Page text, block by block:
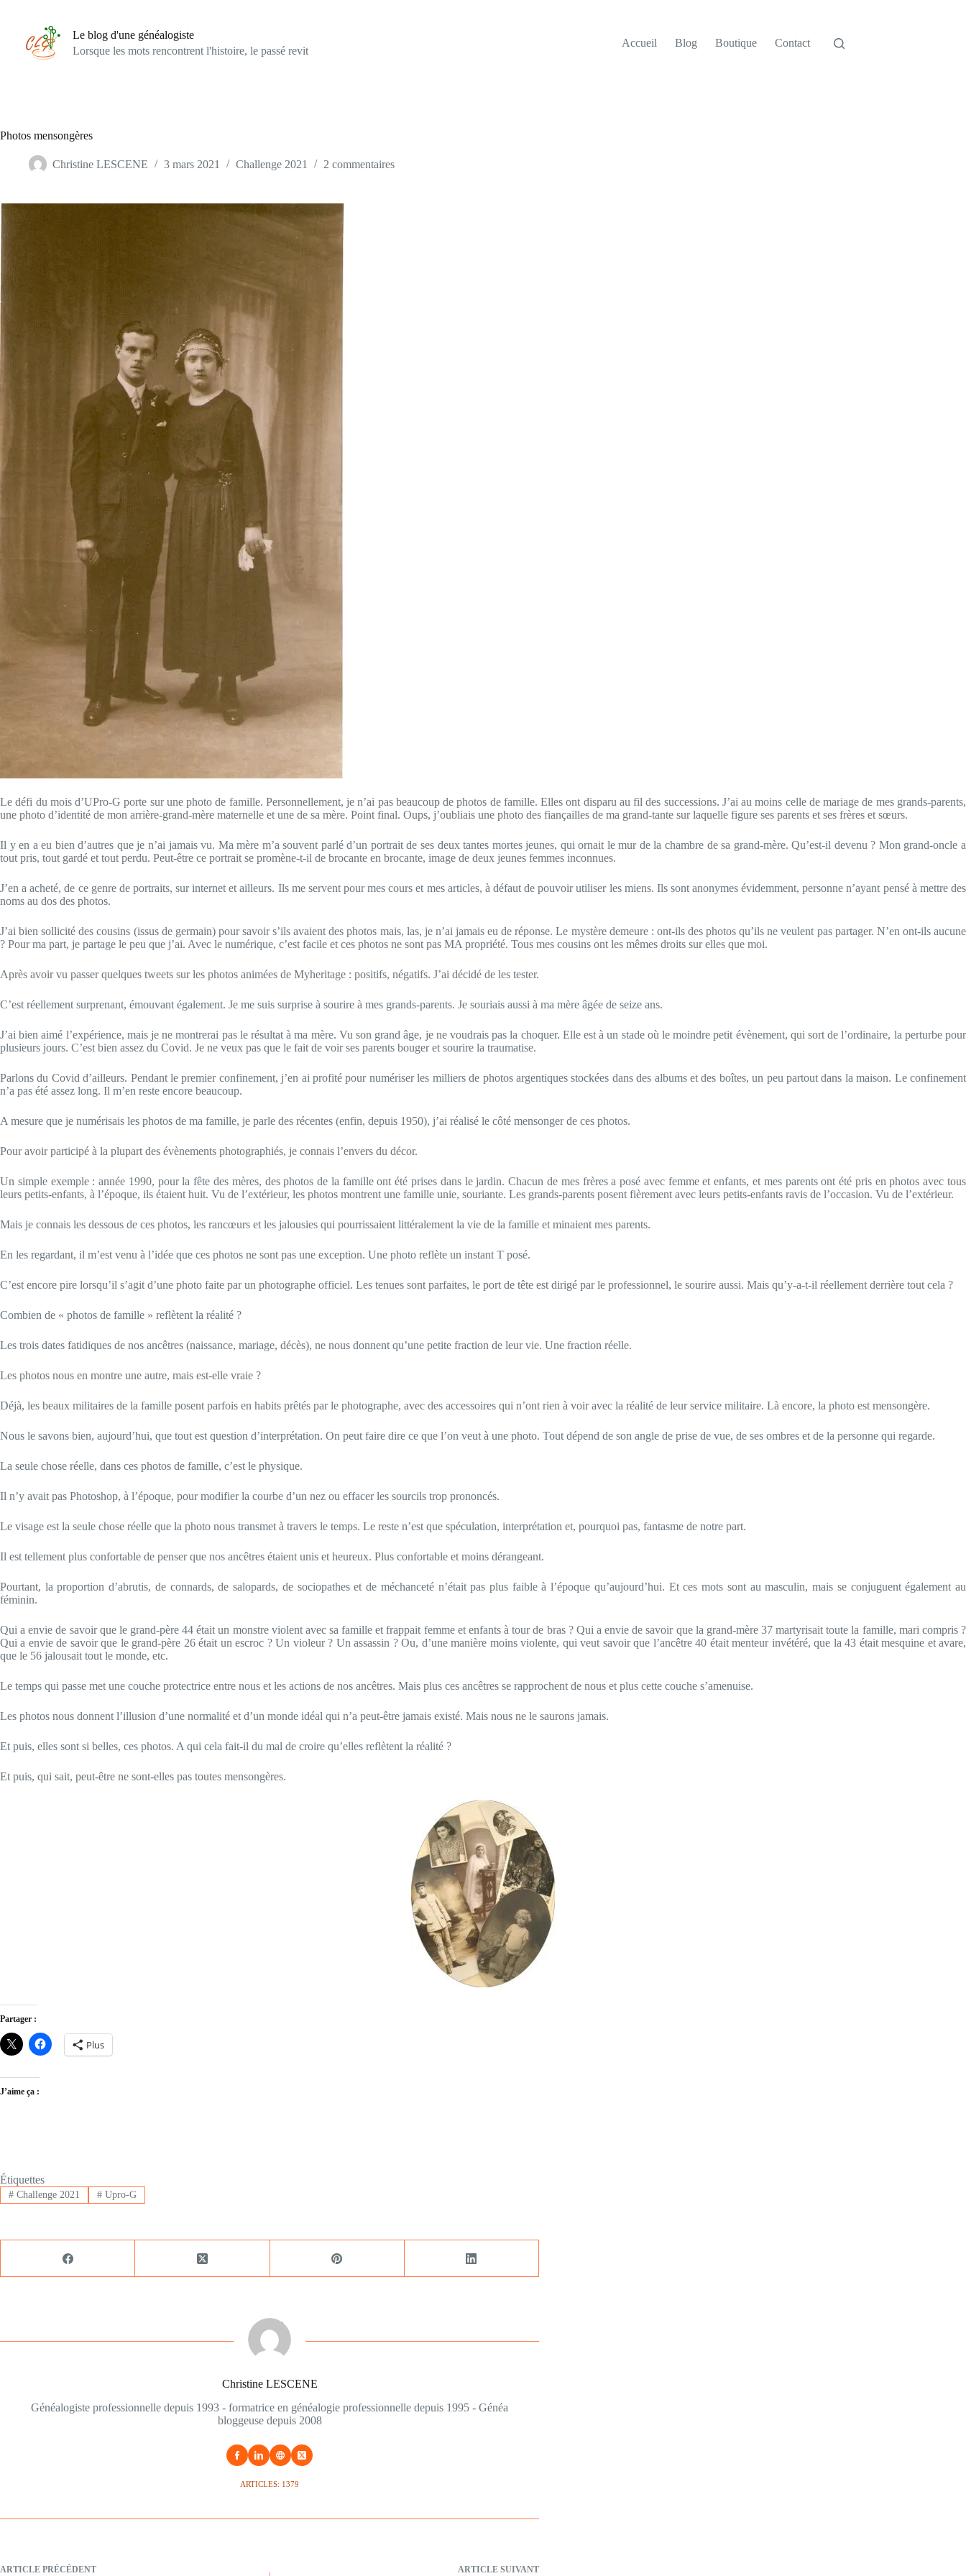
Le blog d'une généalogiste
Lorsque les mots rencontrent l'histoire, le passé revit
Accueil Blog Boutique Contact
Photos mensongères
Christine LESCENE 3 mars 2021 Challenge 2021 2 commentaires
Le défi du mois d’UPro-G porte sur une photo de famille. Personnellement, je n’ai pas beaucoup de photos de famille. Elles ont disparu au fil des successions. J’ai au moins celle de mariage de mes grands-parents,
une photo d’identité de mon arrière-grand-mère maternelle et une de sa mère. Point final. Oups, j’oubliais une photo des fiançailles de ma grand-tante sur laquelle figure ses parents et ses frères et sœurs.
Il y en a eu bien d’autres que je n’ai jamais vu. Ma mère m’a souvent parlé d’un portrait de ses deux tantes mortes jeunes, qui ornait le mur de la chambre de sa grand-mère. Qu’est-il devenu ? Mon grand-oncle a
tout pris, tout gardé et tout perdu. Peut-être ce portrait se promène-t-il de brocante en brocante, image de deux jeunes femmes inconnues.
J’en a acheté, de ce genre de portraits, sur internet et ailleurs. Ils me servent pour mes cours et mes articles, à défaut de pouvoir utiliser les miens. Ils sont anonymes évidemment, personne n’ayant pensé à mettre des
noms au dos des photos.
J’ai bien sollicité des cousins (issus de germain) pour savoir s’ils avaient des photos mais, las, je n’ai jamais eu de réponse. Le mystère demeure : ont-ils des photos qu’ils ne veulent pas partager. N’en ont-ils aucune
? Pour ma part, je partage le peu que j’ai. Avec le numérique, c’est facile et ces photos ne sont pas MA propriété. Tous mes cousins ont les mêmes droits sur elles que moi.
Après avoir vu passer quelques tweets sur les photos animées de Myheritage : positifs, négatifs. J’ai décidé de les tester.
C’est réellement surprenant, émouvant également. Je me suis surprise à sourire à mes grands-parents. Je souriais aussi à ma mère âgée de seize ans.
J’ai bien aimé l’expérience, mais je ne montrerai pas le résultat à ma mère. Vu son grand âge, je ne voudrais pas la choquer. Elle est à un stade où le moindre petit évènement, qui sort de l’ordinaire, la perturbe pour
plusieurs jours. C’est bien assez du Covid. Je ne veux pas que le fait de voir ses parents bouger et sourire la traumatise.
Parlons du Covid d’ailleurs. Pendant le premier confinement, j’en ai profité pour numériser les milliers de photos argentiques stockées dans des albums et des boîtes, un peu partout dans la maison. Le confinement
n’a pas été assez long. Il m’en reste encore beaucoup.
A mesure que je numérisais les photos de ma famille, je parle des récentes (enfin, depuis 1950), j’ai réalisé le côté mensonger de ces photos.
Pour avoir participé à la plupart des évènements photographiés, je connais l’envers du décor.
Un simple exemple : année 1990, pour la fête des mères, des photos de la famille ont été prises dans le jardin. Chacun de mes frères a posé avec femme et enfants, et mes parents ont été pris en photos avec tous
leurs petits-enfants, à l’époque, ils étaient huit. Vu de l’extérieur, les photos montrent une famille unie, souriante. Les grands-parents posent fièrement avec leurs petits-enfants ravis de l’occasion. Vu de l’extérieur.
Mais je connais les dessous de ces photos, les rancœurs et les jalousies qui pourrissaient littéralement la vie de la famille et minaient mes parents.
En les regardant, il m’est venu à l’idée que ces photos ne sont pas une exception. Une photo reflète un instant T posé.
C’est encore pire lorsqu’il s’agit d’une photo faite par un photographe officiel. Les tenues sont parfaites, le port de tête est dirigé par le professionnel, le sourire aussi. Mais qu’y-a-t-il réellement derrière tout cela ?
Combien de « photos de famille » reflètent la réalité ?
Les trois dates fatidiques de nos ancêtres (naissance, mariage, décès), ne nous donnent qu’une petite fraction de leur vie. Une fraction réelle.
Les photos nous en montre une autre, mais est-elle vraie ?
Déjà, les beaux militaires de la famille posent parfois en habits prêtés par le photographe, avec des accessoires qui n’ont rien à voir avec la réalité de leur service militaire. Là encore, la photo est mensongère.
Nous le savons bien, aujourd’hui, que tout est question d’interprétation. On peut faire dire ce que l’on veut à une photo. Tout dépend de son angle de prise de vue, de ses ombres et de la personne qui regarde.
La seule chose réelle, dans ces photos de famille, c’est le physique.
Il n’y avait pas Photoshop, à l’époque, pour modifier la courbe d’un nez ou effacer les sourcils trop prononcés.
Le visage est la seule chose réelle que la photo nous transmet à travers le temps. Le reste n’est que spéculation, interprétation et, pourquoi pas, fantasme de notre part.
Il est tellement plus confortable de penser que nos ancêtres étaient unis et heureux. Plus confortable et moins dérangeant.
Pourtant, la proportion d’abrutis, de connards, de salopards, de sociopathes et de méchanceté n’était pas plus faible à l’époque qu’aujourd’hui. Et ces mots sont au masculin, mais se conjuguent également au
féminin.
Qui a envie de savoir que le grand-père 44 était un monstre violent avec sa famille et frappait femme et enfants à tour de bras ? Qui a envie de savoir que la grand-mère 37 martyrisait toute la famille, mari compris ?
Qui a envie de savoir que le grand-père 26 était un escroc ? Un violeur ? Un assassin ? Ou, d’une manière moins violente, qui veut savoir que l’ancêtre 40 était menteur invétéré, que la 43 était mesquine et avare,
que le 56 jalousait tout le monde, etc.
Le temps qui passe met une couche protectrice entre nous et les actions de nos ancêtres. Mais plus ces ancêtres se rapprochent de nous et plus cette couche s’amenuise.
Les photos nous donnent l’illusion d’une normalité et d’un monde idéal qui n’a peut-être jamais existé. Mais nous ne le saurons jamais.
Et puis, elles sont si belles, ces photos. A qui cela fait-il du mal de croire qu’elles reflètent la réalité ?
Et puis, qui sait, peut-être ne sont-elles pas toutes mensongères.
Partager :
Plus
J’aime ça :
Étiquettes
#Challenge 2021 #Upro-G
Christine LESCENE
Généalogiste professionnelle depuis 1993 - formatrice en généalogie professionnelle depuis 1995 - Généa
bloggeuse depuis 2008
ARTICLES: 1379
ARTICLE PRÉCÉDENT ARTICLE SUIVANT